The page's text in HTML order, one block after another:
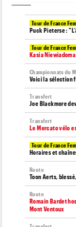
Tour de France
Puck Pieterse :
Tour de France
Kasia
Championnats du
Voici la sélection
Transfert
Joe Blackmore
Transfert
Le Mercato vélo
Tour de France
Horaires et
Route
Toon Aerts,
Route
Romain Bardet
Mont Ventoux